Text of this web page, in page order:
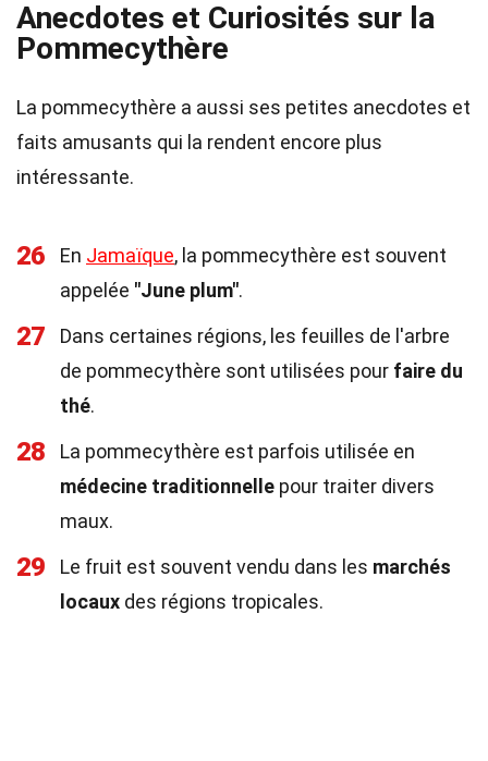
Anecdotes et Curiosités sur la
Pommecythère
La pommecythère a aussi ses petites anecdotes et
faits amusants qui la rendent encore plus
intéressante.
26 En Jamaïque, la pommecythère est souvent
appelée "June plum".
27
Dans certaines régions, les feuilles de l'arbre
de pommecythère sont utilisées pour faire du
thé.
28
La pommecythère est parfois utilisée en
médecine traditionnelle pour traiter divers
maux.
29 Le fruit est souvent vendu dans les marchés
locaux des régions tropicales.